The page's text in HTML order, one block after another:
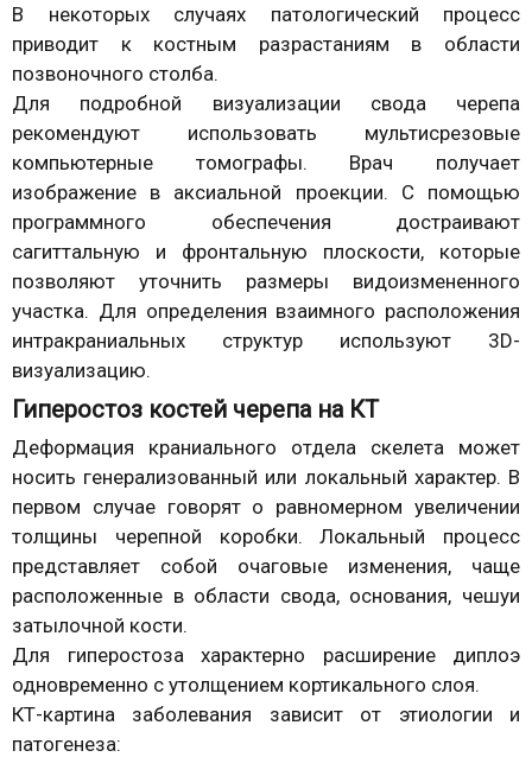
В некоторых случаях патологический процесс
приводит к костным разрастаниям в области
позвоночного столба.
Для подробной визуализации свода черепа
рекомендуют использовать мультисрезовые
компьютерные томографы. Врач получает
изображение в аксиальной проекции. С помощью
программного обеспечения достраивают
сагиттальную и фронтальную плоскости, которые
позволяют уточнить размеры видоизмененного
участка. Для определения взаимного расположения
интракраниальных структур используют 3D-
визуализацию.
Гиперостоз костей черепа на КТ
Деформация краниального отдела скелета может
носить генерализованный или локальный характер. В
первом случае говорят о равномерном увеличении
толщины черепной коробки. Локальный процесс
представляет собой очаговые изменения, чаще
расположенные в области свода, основания, чешуи
затылочной кости.
Для гиперостоза характерно расширение диплоэ
одновременно с утолщением кортикального слоя.
КТ-картина заболевания зависит от этиологии и
патогенеза: